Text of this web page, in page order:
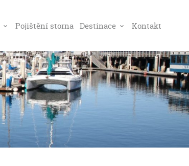
Pojištění storna Destinace Kontakt